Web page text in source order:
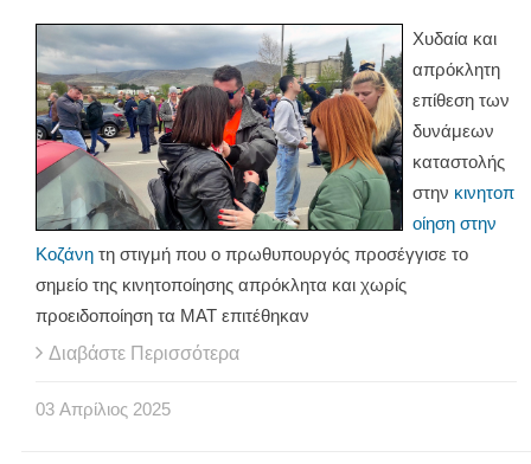
Χυδαία και
απρόκλητη
επίθεση των
δυνάμεων
καταστολής
στην κινητοπ
οίηση στην
Κοζάνη τη στιγμή που ο πρωθυπουργός προσέγγισε το
σημείο της κινητοποίησης απρόκλητα και χωρίς
προειδοποίηση τα ΜΑΤ επιτέθηκαν
Διαβάστε Περισσότερα
03 Απρίλιος 2025